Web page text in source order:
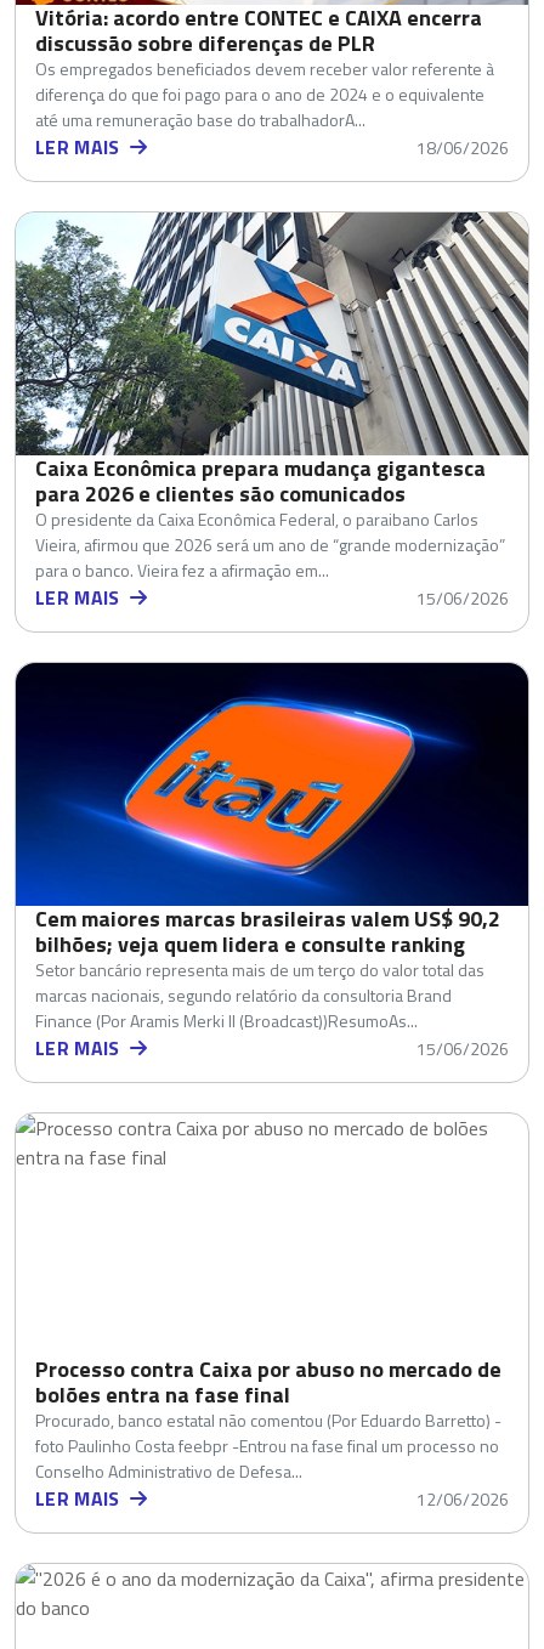
Vitória: acordo entre CONTEC e CAIXA encerra
discussão sobre diferenças de PLR
Os empregados beneficiados devem receber valor referente à
diferença do que foi pago para o ano de 2024 e o equivalente
até uma remuneração base do trabalhadorA...
LER MAIS 18/06/2026
Caixa Econômica prepara mudança gigantesca
para 2026 e clientes são comunicados
O presidente da Caixa Econômica Federal, o paraibano Carlos
Vieira, afirmou que 2026 será um ano de “grande modernização”
para o banco. Vieira fez a afirmação em...
LER MAIS 15/06/2026
Cem maiores marcas brasileiras valem US$ 90,2
bilhões; veja quem lidera e consulte ranking
Setor bancário representa mais de um terço do valor total das
marcas nacionais, segundo relatório da consultoria Brand
Finance (Por Aramis Merki II (Broadcast))ResumoAs...
LER MAIS 15/06/2026
Processo contra Caixa por abuso no mercado de
bolões entra na fase final
Procurado, banco estatal não comentou (Por Eduardo Barretto) -
foto Paulinho Costa feebpr -Entrou na fase final um processo no
Conselho Administrativo de Defesa...
LER MAIS 12/06/2026